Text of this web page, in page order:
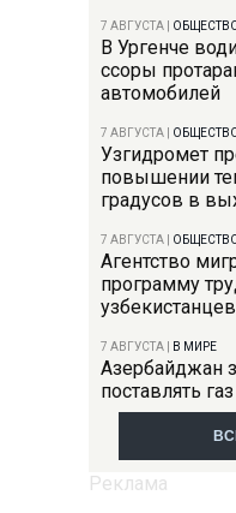
7 АВГУСТА
В Ургенче
ссоры
автомобилей
7 АВГУСТА
Узгидромет
повышении
градусов в
7 АВГУСТА
Агентство
программу
7 АВГУСТА В МИРЕ
Азербайджан
поставлять